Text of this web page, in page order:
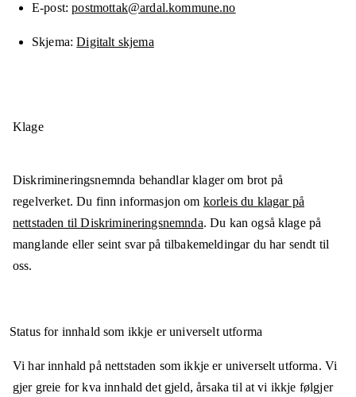
E-post postmottak@ardal.kommune.no
Skjema Digitalt skjema
Klage
Diskrimineringsnemnda behandlar klager om brot på
regelverket. Du finn informasjon om korleis du klagar på
nettstaden til Diskrimineringsnemnda. Du kan også klage på
manglande eller seint svar på tilbakemeldingar du har sendt til
oss.
Status for innhald som ikkje er universelt utforma
Vi har innhald på nettstaden som ikkje er universelt utforma. Vi
gjer greie for kva innhald det gjeld, årsaka til at vi ikkje følgjer